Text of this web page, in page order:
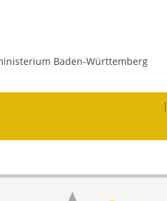
Gemeindehalle und
Bevölkerungsschutz
Baden-Württemberg
|